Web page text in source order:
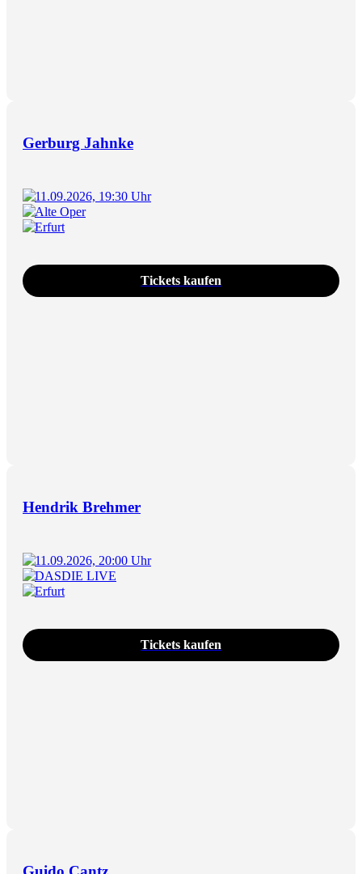
Gerburg Jahnke
11.09.2026, 19:30 Uhr
Alte Oper
Erfurt
Tickets kaufen
Hendrik Brehmer
11.09.2026, 20:00 Uhr
DASDIE LIVE
Erfurt
Tickets kaufen